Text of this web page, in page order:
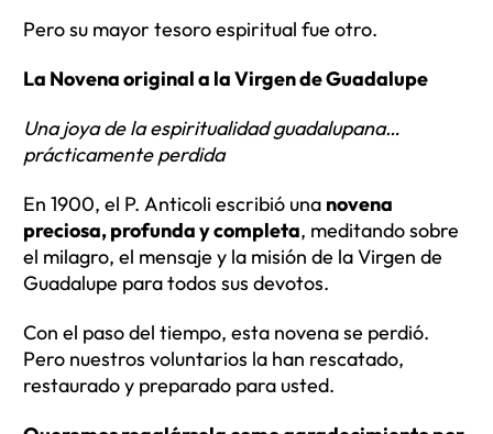
Pero su mayor tesoro espiritual fue otro.
La Novena original a la Virgen de Guadalupe
Una joya de la espiritualidad guadalupana…
prácticamente perdida
En 1900, el P. Anticoli escribió una novena
preciosa, profunda y completa, meditando sobre
el milagro, el mensaje y la misión de la Virgen de
Guadalupe para todos sus devotos.
Con el paso del tiempo, esta novena se perdió.
Pero nuestros voluntarios la han rescatado,
restaurado y preparado para usted.